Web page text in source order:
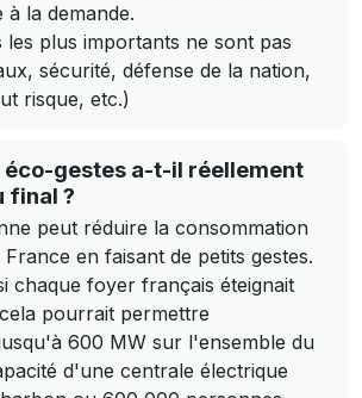
la demande.
les plus importants ne sont pas
sécurité, défense de la nation,
risque, etc.)
éco-gestes a-t-il réellement
final ?
peut réduire la consommation
en faisant de petits gestes.
chaque foyer français éteignait
pourrait permettre
600 MW sur l'ensemble du
d'une centrale électrique